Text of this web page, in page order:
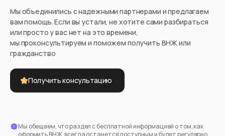
Мы объединились с надежными партнерами и предлагаем
вам помощь. Если вы устали, не хотите сами разбираться
или просто у вас нет на это времени,
мы проконсультируем и поможем получить ВНЖ или
гражданство
Получить консультацию
Мы обещаем, что раздел с бесплатной информацией о том, как
оформить ВНЖ, всегда останется доступным и будет регулярно